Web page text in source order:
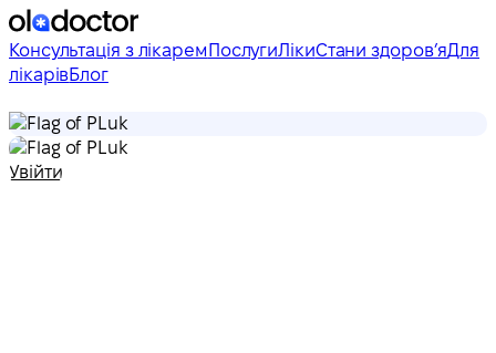
Консультація з лікарем ПослугиЛікиСтани здоровʼяДля
лікарівБлог
uk
uk
Увійти